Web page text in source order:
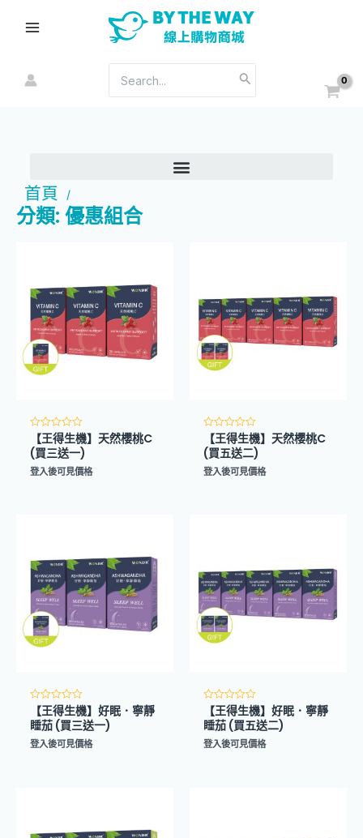
尋：
首頁 /
分類: 優惠組合
評
分
0
滿
分
【王得生機】天然櫻桃C
(買三送一)
登入後可見價格
評
分
0
滿
分
【王得生機】天然櫻桃C
(買五送二)
登入後可見價格
評
分
0
滿
分
【王得生機】好眠．寧靜
睡茄 (買三送一)
登入後可見價格
評
分
0
滿
分
【王得生機】好眠．寧靜
睡茄 (買五送二)
登入後可見價格